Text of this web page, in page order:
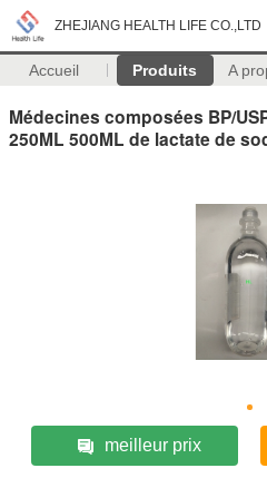
ZHEJIANG HEALTH LIFE CO.,LTD
Accueil Produits A
Médecines composées BP/
250ML 500ML de lactate de
meilleur prix